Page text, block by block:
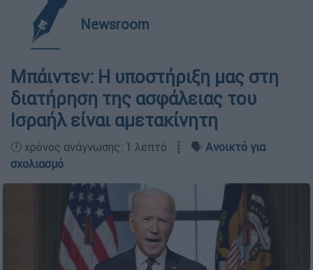
Newsroom
Μπάιντεν: Η υποστήριξη μας στη
διατήρηση της ασφάλειας του
Ισραήλ είναι αμετακίνητη
🕛 χρόνος ανάγνωσης: 1 λεπτό ┋ 🗣️ Ανοικτό για
σχολιασμό